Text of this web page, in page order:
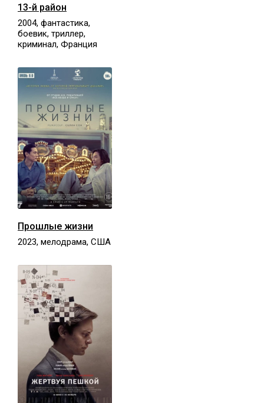
13-й район
2004, фантастика,
боевик, триллер,
криминал, Франция
Прошлые жизни
2023, мелодрама, США